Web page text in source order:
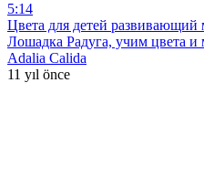
5:14
Цвета для детей
Лошадка Радуга, учим цвета и
Adalia Calida
11 yıl önce